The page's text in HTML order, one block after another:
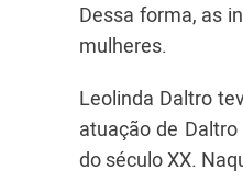
Dessa forma, as
mulheres.
Leolinda Daltro
atuação de
do século XX.